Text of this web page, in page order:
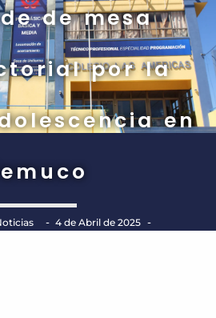
de mesa
por la
en
- 4 de Abril de 2025 -